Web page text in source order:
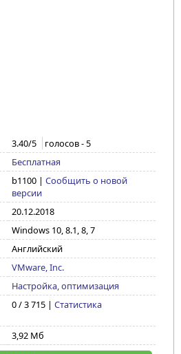
3.40/5 голосов -5
Бесплатная
b1100| Сообщить о новой
версии
20.12.2018
Windows 10, 8.1, 8, 7
Английский
VMware, Inc.
Настройка, оптимизация
0 / 3 715 | Статистика
3,92 Мб